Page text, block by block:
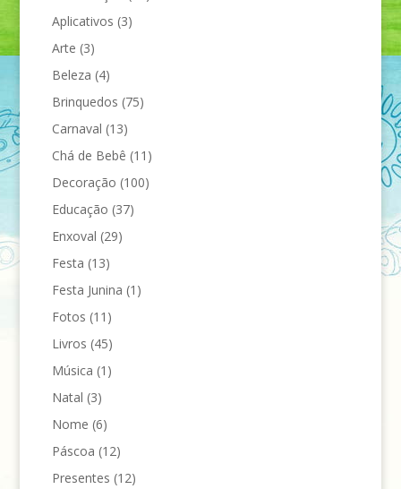
Aplicativos (3)
Arte (3)
Beleza (4)
Brinquedos (75)
Carnaval (13)
Chá de Bebê (11)
Decoração (100)
Educação (37)
Enxoval (29)
Festa (13)
Festa Junina (1)
Fotos (11)
Livros (45)
Música (1)
Natal (3)
Nome (6)
Páscoa (12)
Presentes (12)